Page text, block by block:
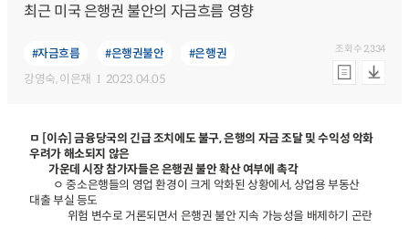
최근 미국 은행권 불안의 자금흐름 영향
#자금흐름 #은행권불안
#은행권
강영숙, 이은재 2023.04.05
조회수2,334
ㅁ [이슈] 금융당국의 긴급 조치에도 불구, 은행의 자금 조달 및 수익성 악화
우려가 해소되지 않은
가운데 시장 참가자들은 은행권 불안 확산 여부에 촉각
ㅇ 중소은행들의 영업 환경이 크게 악화된 상황에서, 상업용 부동산
대출 부실 등도
위험 변수로 거론되면서 은행권 불안 지속 가능성을 배제하기 곤란